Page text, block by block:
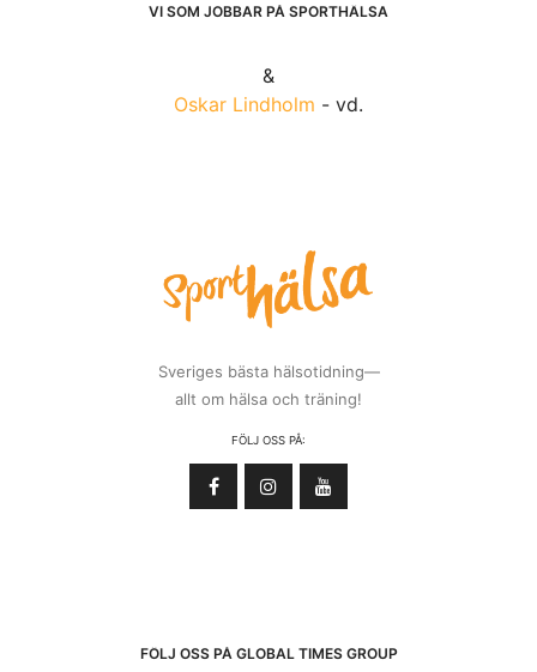
VI SOM JOBBAR PÅ SPORTHÄLSA
&
Oskar Lindholm - vd.
Sveriges bästa hälsotidning—
allt om hälsa och träning!
FÖLJ OSS PÅ:
FÖLJ OSS PÅ GLOBAL TIMES GROUP